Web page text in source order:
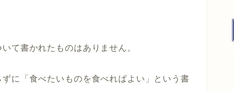
て書かれたものはありません。
に「食べたいものを食べればよい」という書